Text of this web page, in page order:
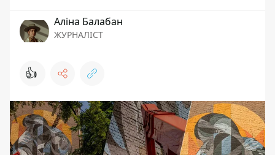
Аліна Балабан
ЖУРНАЛІСТ
👍